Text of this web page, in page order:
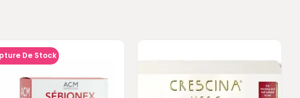
De Stock